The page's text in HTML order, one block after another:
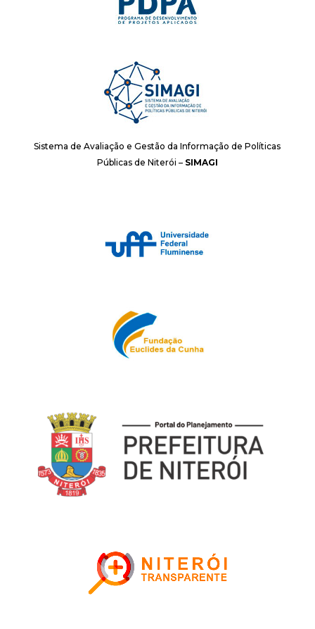
Sistema de Avaliação e Gestão da Informação de Políticas
Públicas de Niterói – SIMAGI